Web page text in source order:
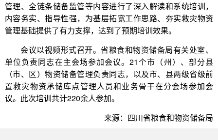
管理、全链条储备监管等内容进行了深入解读和系统培训，
内容务实、指导性强，为基层拓宽工作思路、夯实救灾物资
管理基础提供了有力支撑，达到了预期培训效果。
会议以视频形式召开。省粮食和物资储备局有关处室、
单位负责同志在主会场参加会议。21个市（州）、部分县
（市、区）物资储备管理负责同志，以及市、县两级省级前
置救灾物资承储库点管理人员和业务骨干在分会场参加会
议。此次培训共计220余人参加。
来源：四川省粮食和物资储备局